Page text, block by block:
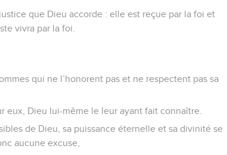
que Dieu accorde : elle est reçue par la foi et
vivra par la foi.
qui ne l’honorent pas et ne respectent pas sa
eux, Dieu lui-même le leur ayant fait connaître.
de Dieu, sa puissance éternelle et sa divinité se
aucune excuse,